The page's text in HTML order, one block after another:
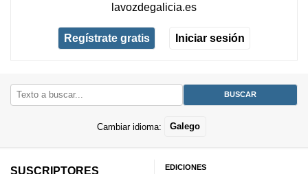
lavozdegalicia.es
Regístrate gratis Iniciar sesión
Cambiar idioma: Galego
SUSCRIPTORES EDICIONES